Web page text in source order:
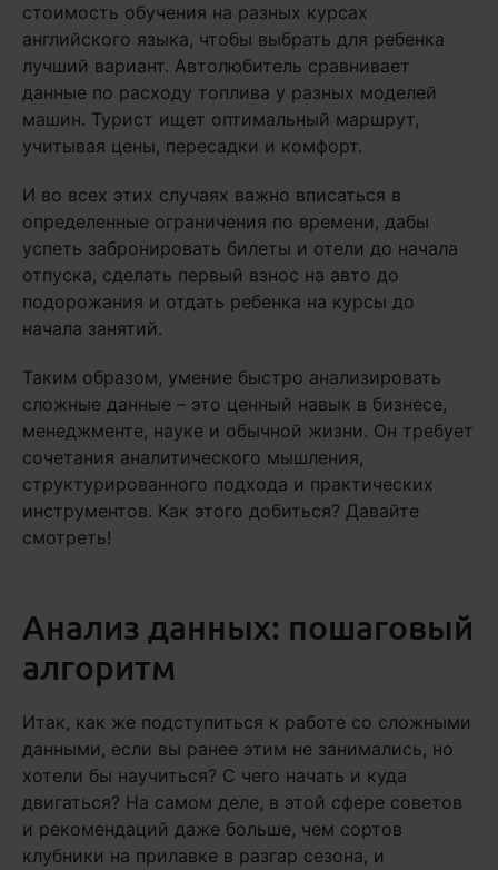
стоимость обучения на разных курсах
английского языка, чтобы выбрать для ребенка
лучший вариант. Автолюбитель сравнивает
данные по расходу топлива у разных моделей
машин. Турист ищет оптимальный маршрут,
учитывая цены, пересадки и комфорт.
И во всех этих случаях важно вписаться в
определенные ограничения по времени, дабы
успеть забронировать билеты и отели до начала
отпуска, сделать первый взнос на авто до
подорожания и отдать ребенка на курсы до
начала занятий.
Таким образом, умение быстро анализировать
сложные данные – это ценный навык в бизнесе,
менеджменте, науке и обычной жизни. Он требует
сочетания аналитического мышления,
структурированного подхода и практических
инструментов. Как этого добиться? Давайте
смотреть!
Анализ данных: пошаговый
алгоритм
Итак, как же подступиться к работе со сложными
данными, если вы ранее этим не занимались, но
хотели бы научиться? С чего начать и куда
двигаться? На самом деле, в этой сфере советов
и рекомендаций даже больше, чем сортов
клубники на прилавке в разгар сезона, и